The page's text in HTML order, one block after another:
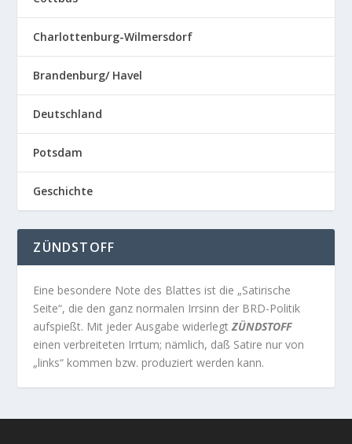
Charlottenburg-Wilmersdorf
Brandenburg/ Havel
Deutschland
Potsdam
Geschichte
ZÜNDSTOFF
Eine besondere Note des Blattes ist die „Satirische
Seite“, die den ganz normalen Irrsinn der BRD-Politik
aufspießt. Mit jeder Ausgabe widerlegtZÜNDSTOFF
einen verbreiteten Irrtum; nämlich, daß Satire nur von
„links“ kommen bzw. produziert werden kann.